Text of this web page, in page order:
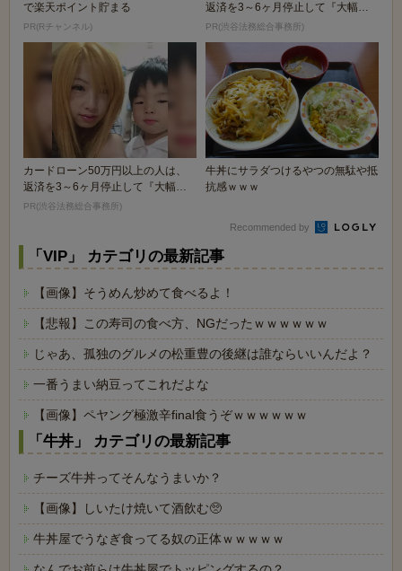
で楽天ポイント貯まる
PR(Rチャンネル)
返済を3～6ヶ月停止して『大幅に
減額してから返済...
PR(渋谷法務総合事務所)
カードローン50万円以上の人は、
返済を3～6ヶ月停止して『大幅に
減額してから返済...
PR(渋谷法務総合事務所)
牛丼にサラダつけるやつの無駄や抵
抗感ｗｗｗ
Recommended by
「VIP」 カテゴリの最新記事
【画像】そうめん炒めて食べるよ！
【悲報】この寿司の食べ方、NGだったｗｗｗｗｗｗ
じゃあ、孤独のグルメの松重豊の後継は誰ならいいんだよ？
一番うまい納豆ってこれだよな
【画像】ペヤング極激辛final食うぞｗｗｗｗｗｗ
「牛丼」 カテゴリの最新記事
チーズ牛丼ってそんなうまいか？
【画像】しいたけ焼いて酒飲む🥺
牛丼屋でうなぎ食ってる奴の正体ｗｗｗｗｗ